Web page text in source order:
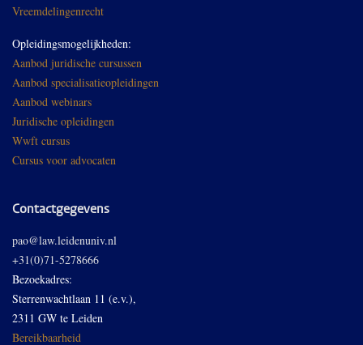
Vreemdelingenrecht
Opleidingsmogelijkheden:
Aanbod juridische cursussen
Aanbod specialisatieopleidingen
Aanbod webinars
Juridische opleidingen
Wwft cursus
Cursus voor advocaten
Contactgegevens
pao@law.leidenuniv.nl
+31(0)71-5278666
Bezoekadres:
Sterrenwachtlaan 11 (e.v.),
2311 GW te Leiden
Bereikbaarheid